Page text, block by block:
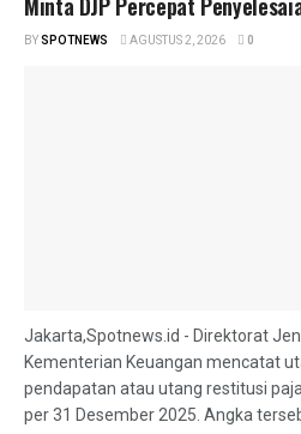
BYSPOTNEWS AGUSTUS 2, 2026 0
Jakarta,Spotnews.id - Direktorat
Kementerian Keuangan mencatat
pendapatan atau utang restitusi
per 31 Desember 2025. Angka